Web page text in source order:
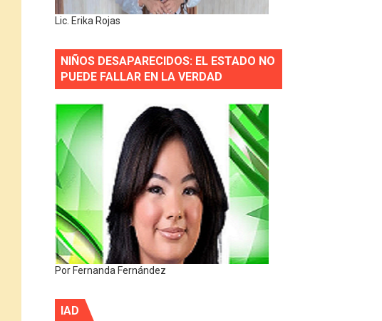
Lic. Erika Rojas
NIÑOS DESAPARECIDOS: EL ESTADO NO
PUEDE FALLAR EN LA VERDAD
Por Fernanda Fernández
IAD